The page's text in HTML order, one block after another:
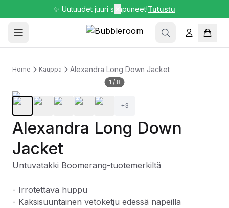
✨ Uutuudet juuri saapuneet!Tutustu
Home Kauppa Alexandra Long Down Jacket
1 / 8
+3
Alexandra Long Down
Jacket
Untuvatakki Boomerang-tuotemerkiltä
- Irrotettava huppu
- Kaksisuuntainen vetoketju edessä napeilla